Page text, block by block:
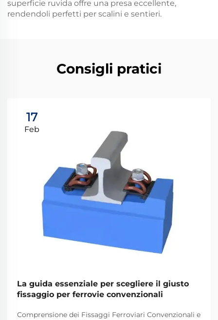
superficie ruvida offre una presa eccellente,
rendendoli perfetti per scalini e sentieri.
Consigli pratici
17
Feb
La guida essenziale per scegliere il giusto
fissaggio per ferrovie convenzionali
Comprensione dei Fissaggi Ferroviari Convenzionali e